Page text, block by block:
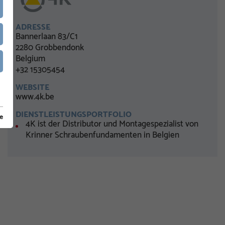
ADRESSE
Bannerlaan 83/C1
2280 Grobbendonk
Belgium
+32 15305454
WEBSITE
www.4k.be
DIENSTLEISTUNGSPORTFOLIO
4K ist der Distributor und Montagespezialist von
Krinner Schraubenfundamenten in Belgien